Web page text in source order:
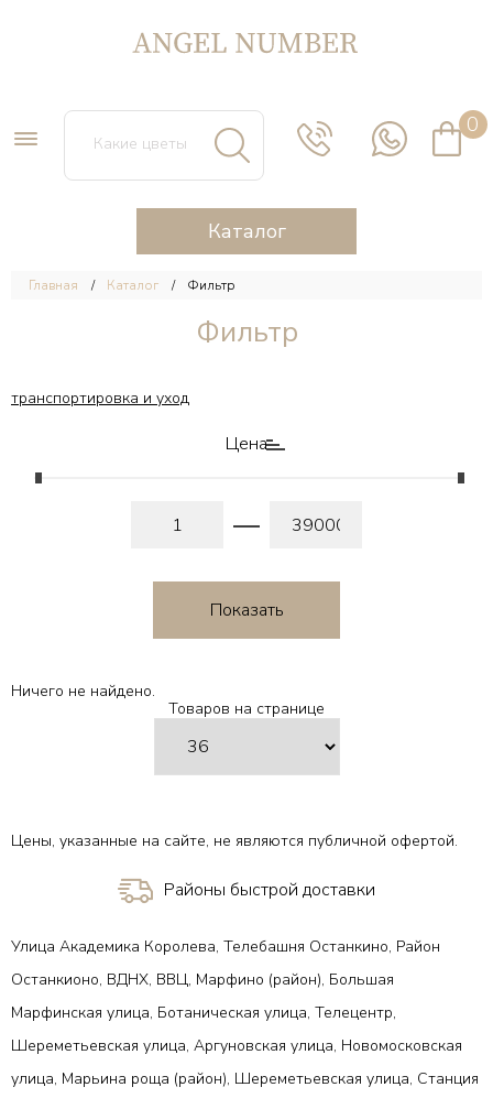
0
Каталог
Главная Каталог Фильтр
Фильтр
транспортировка и уход
Цена
Ничего не найдено.
Товаров на странице
Цены, указанные на сайте, не являются публичной офертой.
Районы быстрой доставки
Улица Академика Королева, Телебашня Останкино, Район
Останкионо, ВДНХ, ВВЦ, Марфино (район), Большая
Марфинская улица, Ботаническая улица, Телецентр,
Шереметьевская улица, Аргуновская улица, Новомосковская
улица, Марьина роща (район), Шереметьевская улица, Станция